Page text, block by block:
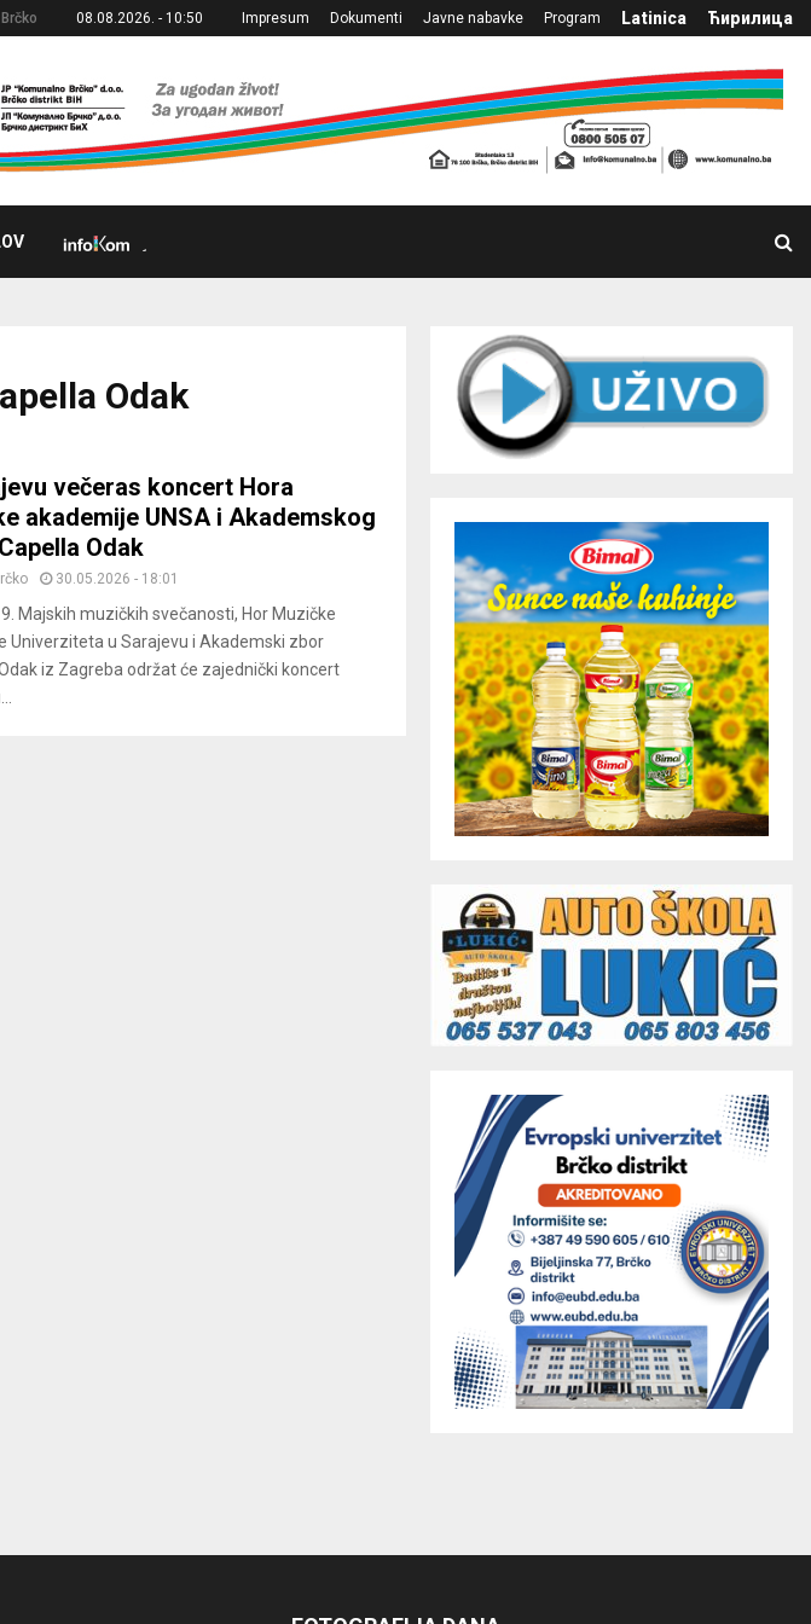
Brčko 08.08.2026. - 10:50 Impresum Dokumenti Javne nabavke Program Latinica Ћирилица
Odak
večeras koncert Hora
akademije UNSA i Akademskog
Odak
30.05.2026 - 18:01
Majskih muzičkih svečanosti, Hor Muzičke
Univerziteta u Sarajevu i Akademski zbor
iz Zagreba održat će zajednički koncert